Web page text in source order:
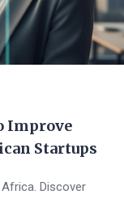
Improve
Startups
Discover